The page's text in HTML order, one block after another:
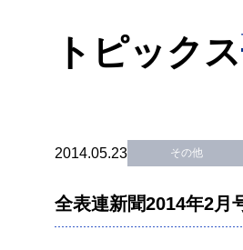
トピックス
2014.05.23 その他
全表連新聞2014年2月